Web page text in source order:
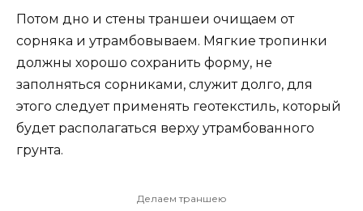
Потом дно и стены траншеи очищаем от
сорняка и утрамбовываем. Мягкие тропинки
должны хорошо сохранить форму, не
заполняться сорниками, служит долго, для
этого следует применять геотекстиль, который
будет располагаться верху утрамбованного
грунта.
Делаем траншею